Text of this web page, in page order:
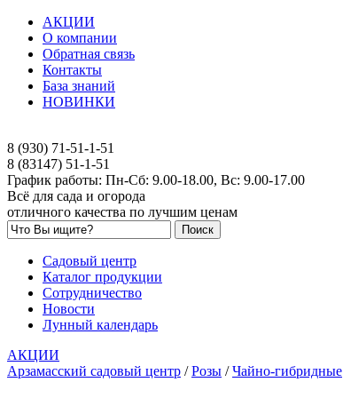
АКЦИИ
О компании
Обратная связь
Контакты
База знаний
НОВИНКИ
8 (930) 71-51-1-51
8 (83147) 51-1-51
График работы: Пн-Сб: 9.00-18.00, Вс: 9.00-17.00
Всё для сада и огорода
отличного качества по лучшим ценам
Садовый центр
Каталог продукции
Сотрудничество
Новости
Лунный календарь
АКЦИИ
Арзамасский садовый центр /Розы /Чайно-гибридные